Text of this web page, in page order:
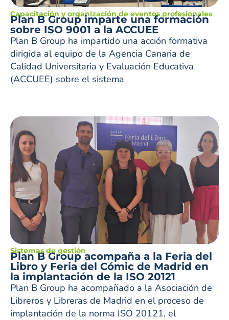
Capacitación y organización de eventos profesionales
Plan B Group imparte una formación
sobre ISO 9001 a la ACCUEE
Plan B Group ha impartido una acción formativa
dirigida al equipo de la Agencia Canaria de
Calidad Universitaria y Evaluación Educativa
(ACCUEE) sobre el sistema
Sistemas de gestión
Plan B Group acompaña a la Feria del
Libro y Feria del Cómic de Madrid en
la implantación de la ISO 20121
Plan B Group ha acompañado a la Asociación de
Libreros y Libreras de Madrid en el proceso de
implantación de la norma ISO 20121, el